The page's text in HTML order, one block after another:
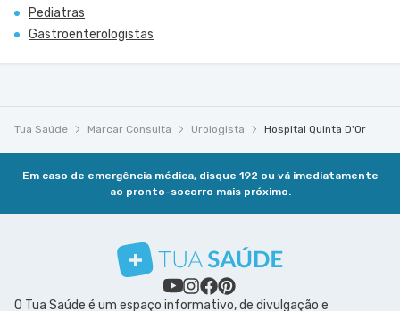
Pediatras
Gastroenterologistas
Tua Saúde Marcar Consulta Urologista Hospital Quinta D'Or
Em caso de emergência médica, disque 192 ou vá imediatamente
ao pronto-socorro mais próximo.
O Tua Saúde é um espaço informativo, de divulgação e